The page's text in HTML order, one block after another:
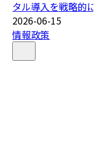
タル導入を戦略的
2026-06-15
情報政策